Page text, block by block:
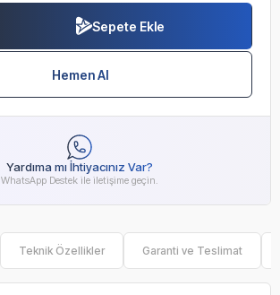
Sepete Ekle
Hemen Al
Yardıma mı İhtiyacınız Var?
WhatsApp Destek ile iletişime geçin.
Teknik Özellikler Garanti ve Teslimat